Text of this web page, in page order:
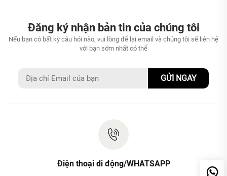
Đăng ký nhận bản tin của chúng tôi
Nếu bạn có bất kỳ câu hỏi nào, vui lòng để lại email và chúng tôi sẽ liên hệ
với bạn sớm nhất có thể
GỬI NGAY
Điện thoại di động/WHATSAPP